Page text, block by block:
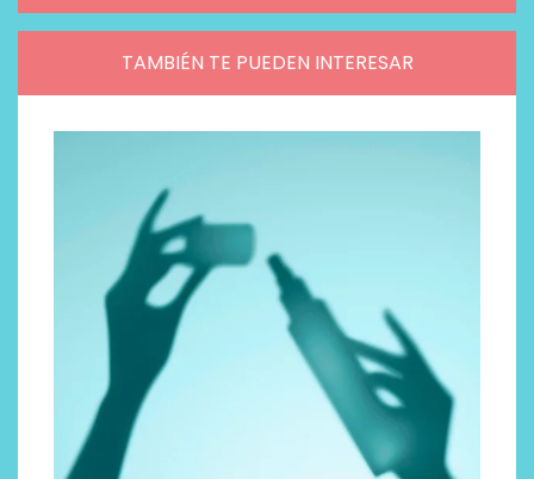
TAMBIÉN TE PUEDEN INTERESAR